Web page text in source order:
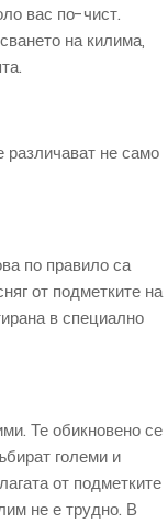
вас по-чист.
на килима,
различават не само
по правило са
от подметките на
в специално
Те обикновено се
големи и
от подметките
не е трудно. В